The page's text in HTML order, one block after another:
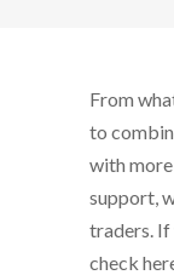
From
to
with
support,
traders. If
check